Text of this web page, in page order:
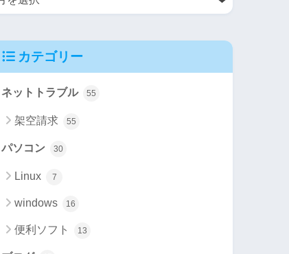
カテゴリー
ネットトラブル 55
架空請求 55
パソコン 30
Linux 7
windows 16
便利ソフト 13